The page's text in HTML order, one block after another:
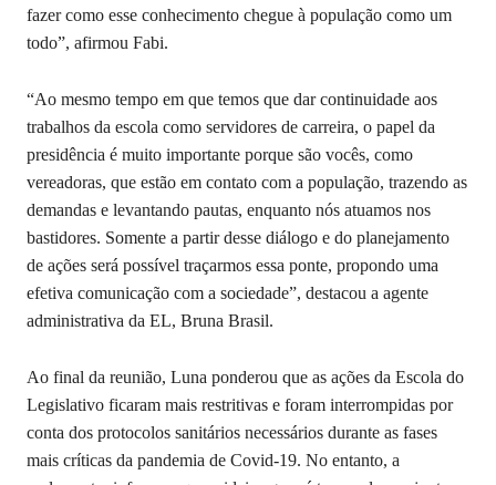
fazer como esse conhecimento chegue à população como um
todo”, afirmou Fabi.
“Ao mesmo tempo em que temos que dar continuidade aos
trabalhos da escola como servidores de carreira, o papel da
presidência é muito importante porque são vocês, como
vereadoras, que estão em contato com a população, trazendo as
demandas e levantando pautas, enquanto nós atuamos nos
bastidores. Somente a partir desse diálogo e do planejamento
de ações será possível traçarmos essa ponte, propondo uma
efetiva comunicação com a sociedade”, destacou a agente
administrativa da EL, Bruna Brasil.
Ao final da reunião, Luna ponderou que as ações da Escola do
Legislativo ficaram mais restritivas e foram interrompidas por
conta dos protocolos sanitários necessários durante as fases
mais críticas da pandemia de Covid-19. No entanto, a